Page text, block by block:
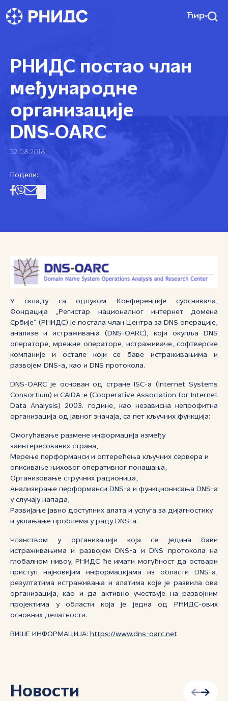
Ћир
РНИДС постао члан
међународне
организације
DNS‑OARC
22.08.2018
Подели:
У складу са одлуком Конференције суоснивача,
Фондација „Регистар националног интернет домена
Србије“ (РНИДС) је постала члан Центра за DNS операције,
анализе и истраживања (DNS-OARC), који окупља DNS
операторе, мрежне операторе, истраживаче, софтверске
компаније и остале који се баве истраживањима и
развојем DNS-а, као и DNS протокола.
DNS-OARC је основан од стране ISC-а (Internet Systems
Consortium) и CAIDA-е (Cooperative Association for Internet
Data Analysis) 2003. године, као независна непрофитна
организација од јавног значаја, са пет кључних функција:
Омогућавање размене информација између
заинтересованих страна,
Мерење перформанси и оптерећења кључних сервера и
описивање њиховог оперативног понашања,
Организовање стручних радионица,
Анализирање перформанси DNS-а и функционисања DNS-а
у случају напада,
Развијање јавно доступних алата и услуга за дијагностику
и уклањање проблема у раду DNS-а.
Чланством у организацији која се једина бави
истраживањима и развојем DNS-а и DNS протокола на
глобалном нивоу, РНИДС ће имати могућност да оствари
приступ најновијим информацијама из области DNS-а,
резултатима истраживања и алатима које је развила ова
организација, као и да активно учествује на развојним
пројектима у области која је једна од РНИДС-ових
основних делатности.
ВИШЕ ИНФОРМАЦИЈА: https://www.dns-oarc.net
Новости